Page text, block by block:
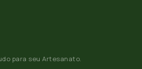
para seu Artesanato.